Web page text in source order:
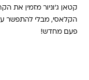
קטאן ג'וניור מזמין את
הקלאסי, מבלי להתפשר
פעם מחדש!